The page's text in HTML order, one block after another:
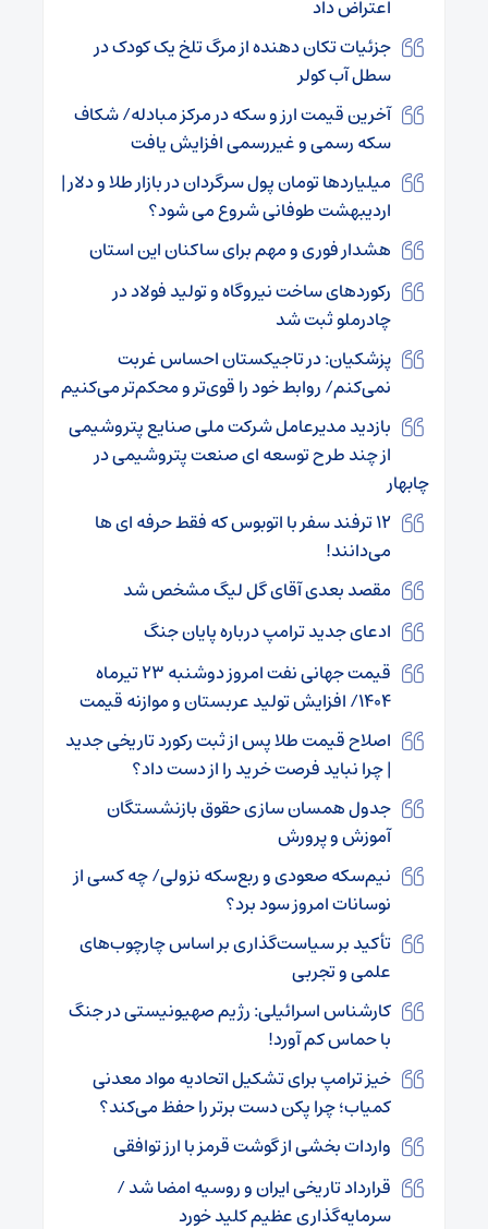
اعتراض داد
جزئیات تکان دهنده از مرگ تلخ یک کودک در
سطل آب کولر
آخرین قیمت ارز و سکه در مرکز مبادله/ شکاف
سکه رسمی و غیررسمی افزایش یافت
میلیاردها تومان پول سرگردان در بازار طلا و دلار |
اردیبهشت طوفانی شروع می شود؟
هشدار فوری و مهم برای ساکنان این استان
رکوردهای ساخت نیروگاه و تولید فولاد در
چادرملو ثبت شد
پزشکیان: در تاجیکستان احساس غربت
نمی‌کنم/ روابط خود را قوی‌تر و محکم‌تر می‌کنیم
بازدید مدیرعامل شرکت ملی صنایع پتروشیمی
از چند طرح توسعه ای صنعت پتروشیمی در
چابهار
۱۲ ترفند سفر با اتوبوس که فقط حرفه ای ها
می‌دانند!
مقصد بعدی آقای گل لیگ مشخص شد
ادعای جدید ترامپ درباره پایان جنگ
قیمت جهانی نفت امروز دوشنبه ۲۳ تیرماه
۱۴۰۴/ افزایش تولید عربستان و موازنه قیمت
اصلاح قیمت طلا پس از ثبت رکورد تاریخی جدید
| چرا نباید فرصت خرید را از دست داد؟
جدول همسان سازی حقوق بازنشستگان
آموزش و پرورش
نیم‌سکه صعودی و ربع‌سکه نزولی/ چه کسی از
نوسانات امروز سود برد؟
تأکید بر سیاست‌گذاری بر اساس چارچوب‌های
علمی و تجربی
کارشناس اسرائیلی: رژیم صهیونیستی در جنگ
با حماس کم آورد!
خیز ترامپ برای تشکیل اتحادیه مواد معدنی
کمیاب؛ چرا پکن دست برتر را حفظ می‌کند؟
واردات بخشی از گوشت قرمز با ارز توافقی
قرارداد تاریخی ایران و روسیه امضا شد /
سرمایه‌گذاری عظیم کلید خورد